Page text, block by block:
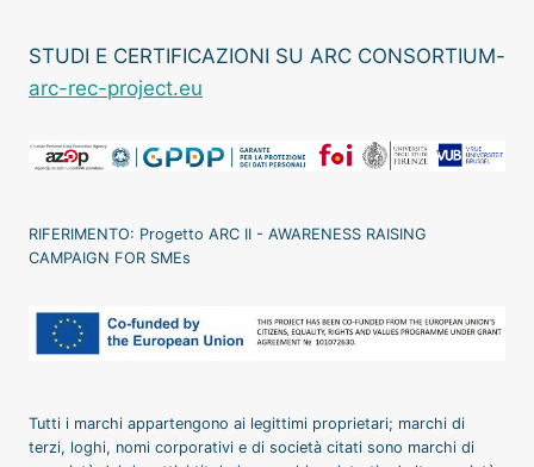
STUDI E CERTIFICAZIONI SU ARC CONSORTIUM-
arc-rec-project.eu
RIFERIMENTO: Progetto ARC II - AWARENESS RAISING
CAMPAIGN FOR SMEs
Tutti i marchi appartengono ai legittimi proprietari; marchi di
terzi, loghi, nomi corporativi e di società citati sono marchi di